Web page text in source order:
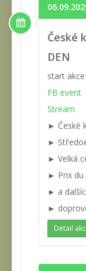
České
DEN
start
FB event
Stream
► České
►
► Velká
► Prix du
► a
►
Detail